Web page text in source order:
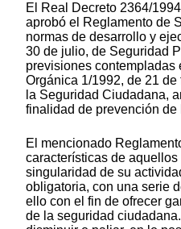
El Real Decreto 2364/
aprobó el Reglamento de
normas de desarrollo y
30 de julio, de Seguridad
previsiones contempladas
Orgánica 1/1992, de 21
la Seguridad Ciudadana,
finalidad de prevención de
El mencionado
características de
singularidad de su
obligatoria, con una serie
ello con el fin de ofrecer
de la seguridad